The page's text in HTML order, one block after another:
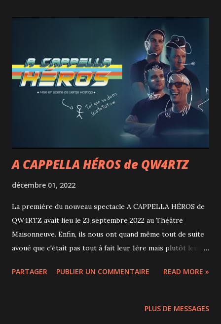
totalement ses propos, au risque de choquer. Certes
Christine Morency parle fort, fait de grandes mimiques,
surjoue et sacre à tout-va, mais on ne peut pas dire qu'elle
est vulgaire pour autant. Je dirais plutôt qu'elle est très
crue. Ceux qui la connaissaient n'ont donc certainement pas
été choqués, mais la madame derrière moi semblait aller de
surprises en stupéfactions, si je me fie à ses "ciboire" / "ça
A CAPPELLA HÉROS de QW4RTZ
décembre 01, 2022
La première du nouveau spectacle A CAPPELLA HÉROS de
QW4RTZ avait lieu le 23 septembre 2022 au Théâtre
Maisonneuve. Enfin, ils nous ont quand même tout de suite
avoué que c'était pas tout à fait leur 1ère mais plutôt leur
émotion et harmonies sont toujours au rendez-vous dans
PARTAGER PUBLIER UN COMMENTAIRE READ MORE »
PLUS DE MESSAGES